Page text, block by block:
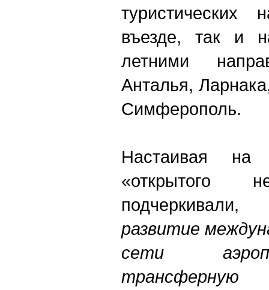
туристических
въезде, так и
летними
Анталья,
Симферополь.
Настаивая на
развитие
сети
трансферную